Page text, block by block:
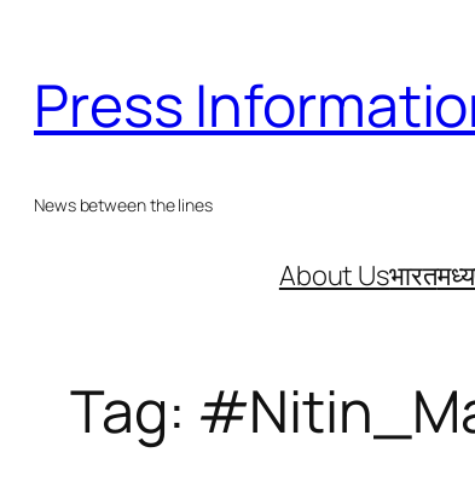
content
Press
News between the lines
About Usभारत
Tag: